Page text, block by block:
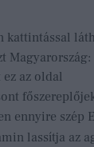
kattintással
az oldal
ennyire szép
lassítja az